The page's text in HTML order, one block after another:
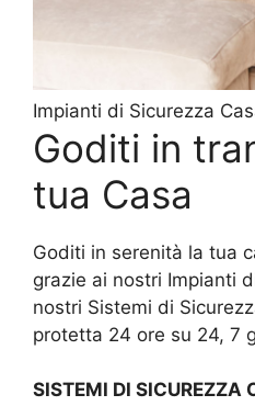
Impianti di Sicurezza
Goditi in
tua Casa
Goditi in serenità la tua
grazie ai nostri Impianti
nostri Sistemi di
protetta 24 ore su 24, 7
SISTEMI DI